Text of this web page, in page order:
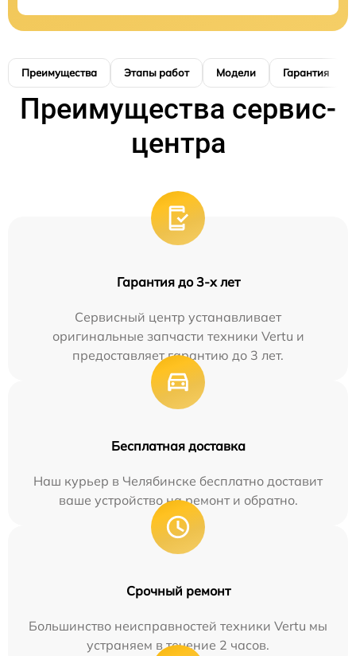
Преимущества Этапы работ Модели Гарантия
Преимущества сервис-
центра
Гарантия до 3-х лет
Сервисный центр устанавливает
оригинальные запчасти техники Vertu и
предоставляет гарантию до 3 лет.
Бесплатная доставка
Наш курьер в Челябинске бесплатно доставит
ваше устройство на ремонт и обратно.
Срочный ремонт
Большинство неисправностей техники Vertu мы
устраняем в течение 2 часов.